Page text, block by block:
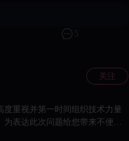
5
关注